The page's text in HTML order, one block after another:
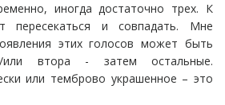
иногда достаточно трех. К
и совпадать. Мне
этих голосов может быть
втора - затем остальные.
или темброво украшенное – это